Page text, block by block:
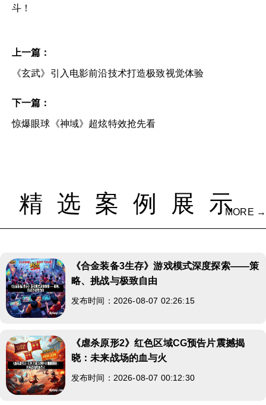
斗！
上一篇：
《玄武》引入电影前沿技术打造极致视觉体验
下一篇：
惊爆眼球《神域》超炫特效抢先看
精选案例展示MORE →
《合金装备3生存》游戏模式深度探索——策
略、挑战与极致自由
发布时间：2026-08-07 02:26:15
《虐杀原形2》红色区域CG预告片震撼揭
晓：未来战场的血与火
发布时间：2026-08-07 00:12:30